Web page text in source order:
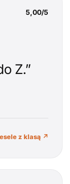
5,00/5
Z.”
z klasą ↗